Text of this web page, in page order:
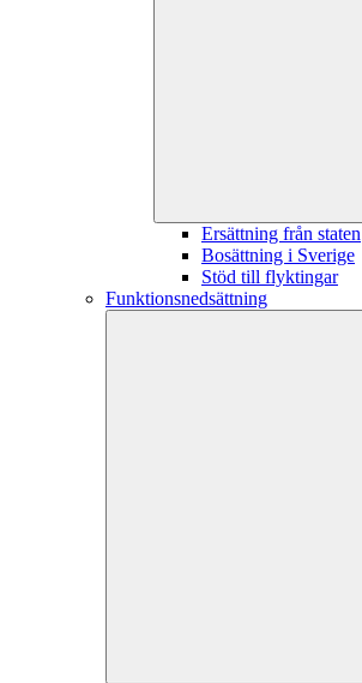
Ersättning från staten
Bosättning i Sverige
Stöd till flyktingar
Funktionsnedsättning